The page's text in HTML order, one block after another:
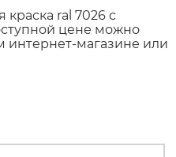
краска ral 7026 с
цене можно
магазине или